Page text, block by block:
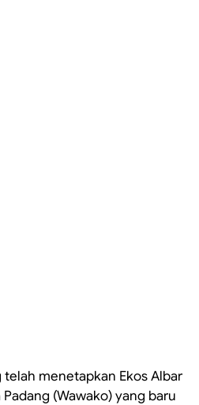
telah menetapkan Ekos Albar
(Wawako) yang baru